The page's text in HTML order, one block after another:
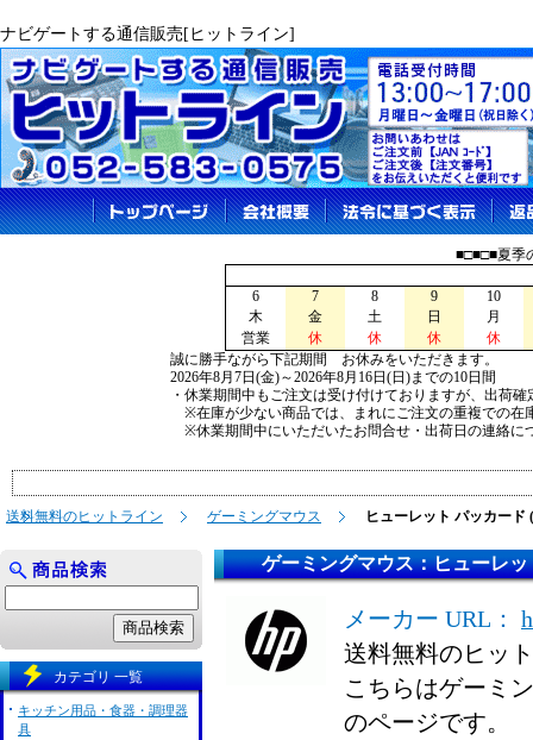
ナビゲートする通信販売[ヒットライン]
■□■□■夏季
6 7 8 9
10
木
金 土 日
月
営業
休 休 休
休
誠に勝手ながら下記期間 お休みをいただきます。
2026年8月7日(金)～2026年8月16日(日)までの10日間
・休業期間中もご注文は受け付けておりますが、出荷
※在庫が少ない商品では、まれにご注文の重複での在
※休業期間中にいただいたお問合せ・出荷日の連絡に
送料無料のヒットライン ゲーミングマウス ヒューレット パッカード
ゲーミングマウス：ヒューレッ
メーカー URL：
送料無料のヒッ
こちらはゲーミ
のページです。
カテゴリ 一覧
キッチン用品・食器・調理器
具